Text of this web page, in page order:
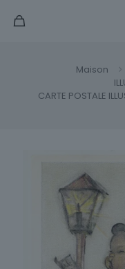
Maison
CARTE POSTALE